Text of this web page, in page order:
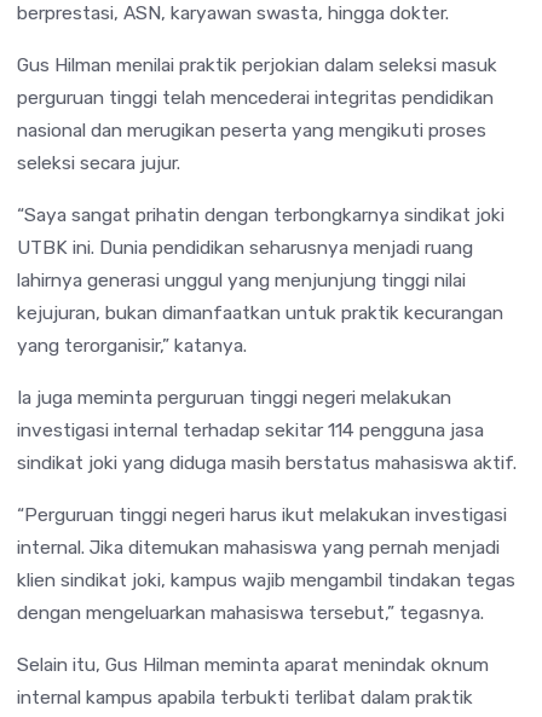
berprestasi, ASN, karyawan swasta, hingga dokter.
Gus Hilman menilai praktik perjokian dalam seleksi masuk
perguruan tinggi telah mencederai integritas pendidikan
nasional dan merugikan peserta yang mengikuti proses
seleksi secara jujur.
“Saya sangat prihatin dengan terbongkarnya sindikat joki
UTBK ini. Dunia pendidikan seharusnya menjadi ruang
lahirnya generasi unggul yang menjunjung tinggi nilai
kejujuran, bukan dimanfaatkan untuk praktik kecurangan
yang terorganisir,” katanya.
Ia juga meminta perguruan tinggi negeri melakukan
investigasi internal terhadap sekitar 114 pengguna jasa
sindikat joki yang diduga masih berstatus mahasiswa aktif.
“Perguruan tinggi negeri harus ikut melakukan investigasi
internal. Jika ditemukan mahasiswa yang pernah menjadi
klien sindikat joki, kampus wajib mengambil tindakan tegas
dengan mengeluarkan mahasiswa tersebut,” tegasnya.
Selain itu, Gus Hilman meminta aparat menindak oknum
internal kampus apabila terbukti terlibat dalam praktik